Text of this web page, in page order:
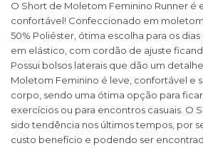
O Short de Moletom Feminino Runner é
confortável! Confeccionado em
50% Poliéster, ótima escolha para os dias
em elástico, com cordão de ajuste
Possui bolsos laterais que dão um
Moletom Feminino é leve, confortável e
corpo, sendo uma ótima opção para
exercícios ou para encontros casuais. O
sido tendência nos últimos tempos, por
custo benefício e podendo ser